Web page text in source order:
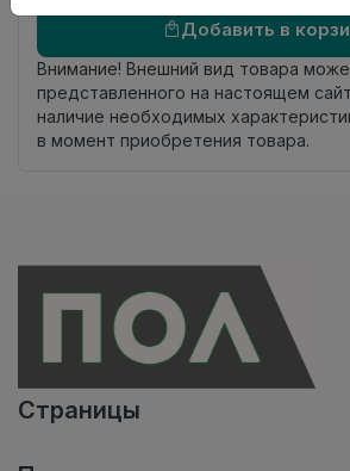
Добавить в
Внимание! Внешний вид товара
представленного на настоящем
наличие необходимых
в момент приобретения товара.
Страницы